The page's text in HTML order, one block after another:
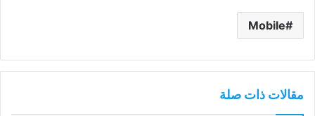
Mobile
مقالات ذات صلة